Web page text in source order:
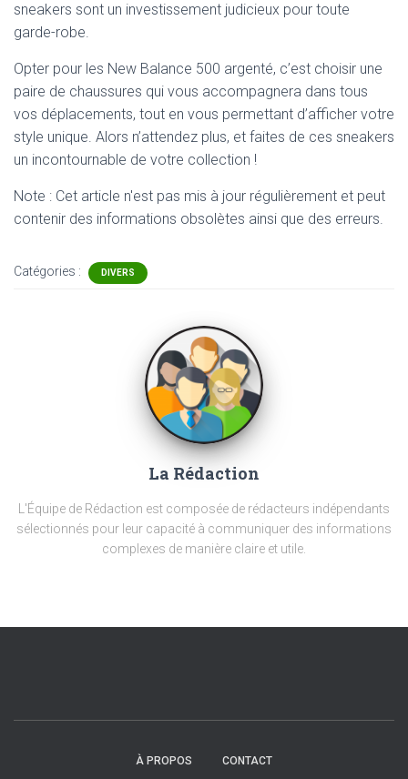
sneakers sont un investissement judicieux pour toute
garde-robe.
Opter pour les New Balance 500 argenté, c’est choisir une
paire de chaussures qui vous accompagnera dans tous
vos déplacements, tout en vous permettant d’afficher votre
style unique. Alors n’attendez plus, et faites de ces sneakers
un incontournable de votre collection !
Note : Cet article n'est pas mis à jour régulièrement et peut
contenir des informations obsolètes ainsi que des erreurs.
Catégories : DIVERS
La Rédaction
L'Équipe de Rédaction est composée de rédacteurs indépendants
sélectionnés pour leur capacité à communiquer des informations
complexes de manière claire et utile.
À PROPOS CONTACT